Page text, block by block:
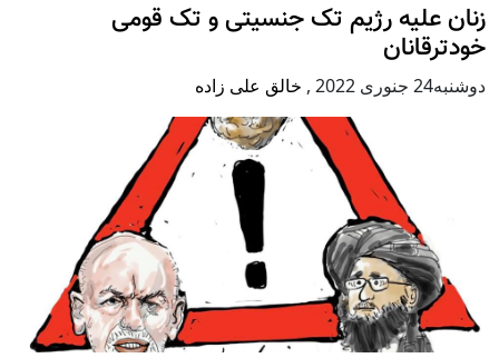
زنان علیه رژيم تک جنسیتی و تک قومی
خودترقانان
دوشنبه24 جنوری 2022 , خالق علی زاده